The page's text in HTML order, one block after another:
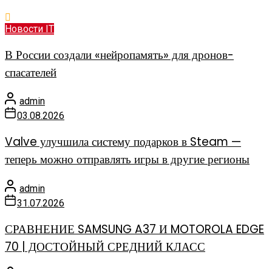
Новости IT
В России создали «нейропамять» для дронов-
спасателей
admin
03.08.2026
Valve улучшила систему подарков в Steam —
теперь можно отправлять игры в другие регионы
admin
31.07.2026
СРАВНЕНИЕ SAMSUNG A37 И MOTOROLA EDGE
70 | ДОСТОЙНЫЙ СРЕДНИЙ КЛАСС